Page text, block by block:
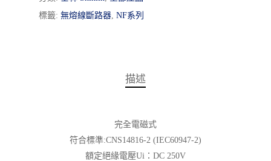
標籤: 無熔線斷路器, NF系列
描述
完全電磁式
符合標準:CNS14816-2 (IEC60947-2)
額定絕緣電壓Ui：DC 250V